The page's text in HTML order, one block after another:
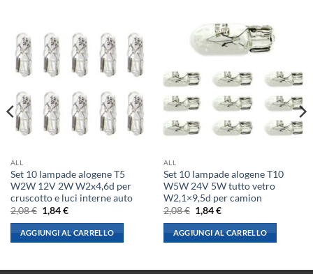
ALL
Set 10 lampade alogene T5
W2W 12V 2W W2x4,6d per
cruscotto e luci interne auto
2,08€ Il
prezzo
originale
era:
2,08 €.
1,84€Il
attuale
è:
1,84 €.
AGGIUNGI AL CARRELLO
ALL
Set 10 lampade alogene T10
W5W 24V 5W tutto vetro
W2,1×9,5d per camion
2,08€ Il
prezzo
originale
era:
2,08 €.
1,84€Il
attuale
è:
1,84 €.
AGGIUNGI AL CARRELLO